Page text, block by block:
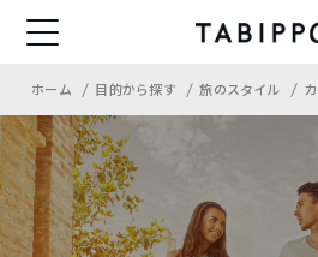
ホーム 目的から探す 旅のスタイル